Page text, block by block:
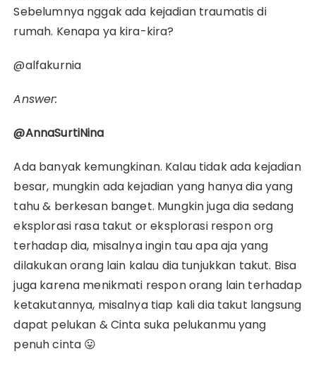
Sebelumnya nggak ada kejadian traumatis di
rumah. Kenapa ya kira-kira?
@alfakurnia
Answer:
@AnnaSurtiNina
Ada banyak kemungkinan. Kalau tidak ada kejadian
besar, mungkin ada kejadian yang hanya dia yang
tahu & berkesan banget. Mungkin juga dia sedang
eksplorasi rasa takut or eksplorasi respon org
terhadap dia, misalnya ingin tau apa aja yang
dilakukan orang lain kalau dia tunjukkan takut. Bisa
juga karena menikmati respon orang lain terhadap
ketakutannya, misalnya tiap kali dia takut langsung
dapat pelukan & Cinta suka pelukanmu yang
penuh cinta 😛